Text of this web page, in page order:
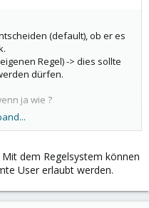
(default), ob er es
Regel) -> dies sollte
dürfen.
ja wie ?
dem Regelsystem können
User erlaubt werden.